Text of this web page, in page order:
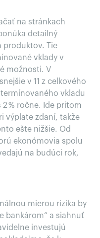
na stránkach
detailný
produktov. Tie
vklady v
možnosti. V
v 11 z celkového
vkladu
% ročne. Ide pritom
výplate zdaní, takže
ešte nižšie. Od
ekonómovia spolu
na budúci rok,
mierou rizika by
bankárom“ a siahnuť
investujú